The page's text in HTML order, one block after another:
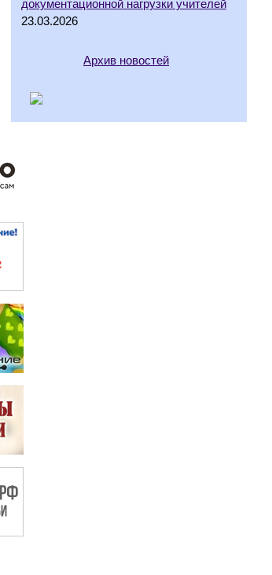
документационной нагрузки учителей
23.03.2026
Архив новостей